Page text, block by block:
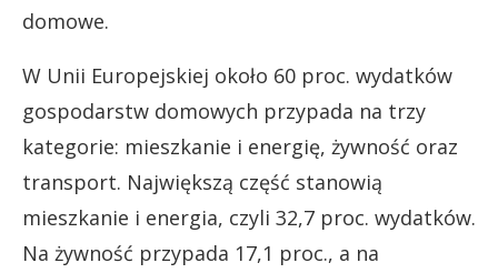
domowe.
W Unii Europejskiej około 60 proc. wydatków
gospodarstw domowych przypada na trzy
kategorie: mieszkanie i energię, żywność oraz
transport. Największą część stanowią
mieszkanie i energia, czyli 32,7 proc. wydatków.
Na żywność przypada 17,1 proc., a na